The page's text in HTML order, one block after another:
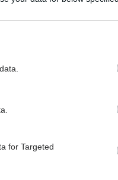
for Targeted
ανδρικής
σημερινή